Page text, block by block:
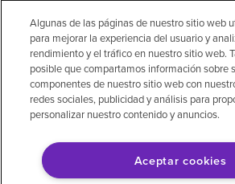
© 2026 Encompass Health
Preferencias de cookies
Aviso legal: Se tradujo con la
Algunas de las páginas de nuestro sitio web
para mejorar la experiencia del usuario y
rendimiento y el tráfico en nuestro sitio web.
posible que compartamos información sobre
componentes de nuestro sitio web con
redes sociales, publicidad y análisis para
personalizar nuestro contenido y anuncios.
Aceptar cookies